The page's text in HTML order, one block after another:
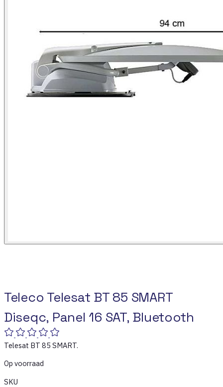
Teleco Telesat BT 85 SMART
Diseqc, Panel 16 SAT, Bluetooth
Telesat BT 85 SMART.
Op voorraad
SKU